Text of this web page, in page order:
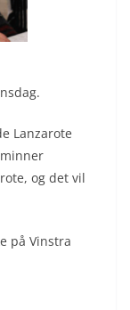
Lanzarote
og det vil
på Vinstra